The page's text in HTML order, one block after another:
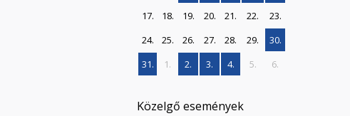
17.
18. 19. 20. 21. 22.
23.
24.
25. 26. 27. 28. 29.
30.
31.
1. 2. 3. 4. 5. 6.
Közelgő események